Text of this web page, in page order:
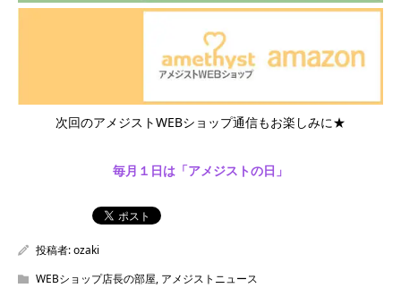
次回のアメジストWEBショップ通信もお楽しみに★
毎月１日は「アメジストの日」
投稿者:ozaki
WEBショップ店長の部屋, アメジストニュース